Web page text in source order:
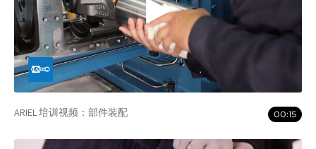
ARIEL 培训视频：部件装配 00:15